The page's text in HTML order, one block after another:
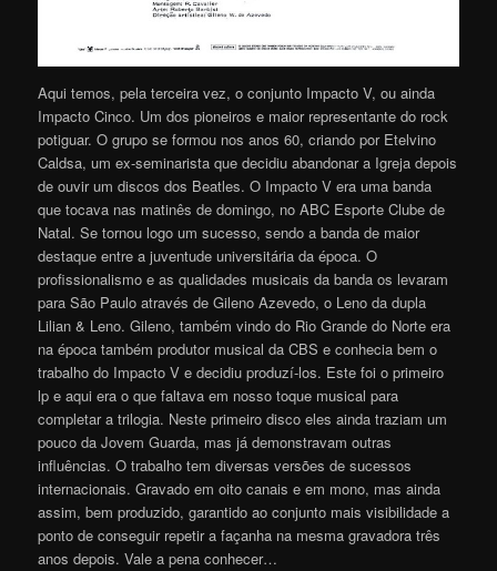
Aqui temos, pela terceira vez, o conjunto Impacto V, ou ainda
Impacto Cinco. Um dos pioneiros e maior representante do rock
potiguar. O grupo se formou nos anos 60, criando por Etelvino
Caldsa, um ex-seminarista que decidiu abandonar a Igreja depois
de ouvir um discos dos Beatles. O Impacto V era uma banda
que tocava nas matinês de domingo, no ABC Esporte Clube de
Natal. Se tornou logo um sucesso, sendo a banda de maior
destaque entre a juventude universitária da época. O
profissionalismo e as qualidades musicais da banda os levaram
para São Paulo através de Gileno Azevedo, o Leno da dupla
Lilian & Leno. Gileno, também vindo do Rio Grande do Norte era
na época também produtor musical da CBS e conhecia bem o
trabalho do Impacto V e decidiu produzí-los. Este foi o primeiro
lp e aqui era o que faltava em nosso toque musical para
completar a trilogia. Neste primeiro disco eles ainda traziam um
pouco da Jovem Guarda, mas já demonstravam outras
influências. O trabalho tem diversas versões de sucessos
internacionais. Gravado em oito canais e em mono, mas ainda
assim, bem produzido, garantido ao conjunto mais visibilidade a
ponto de conseguir repetir a façanha na mesma gravadora três
anos depois. Vale a pena conhecer…